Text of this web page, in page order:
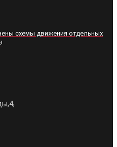
схемы движения отдельных